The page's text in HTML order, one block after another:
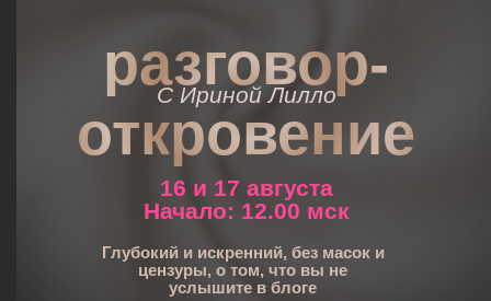
разговор-
откровение
Глубокий и искренний, без масок и
цензуры, о том, что вы не
услышите в блоге
С Ириной Лилло
16 и 17 августа
Начало: 12.00 мск